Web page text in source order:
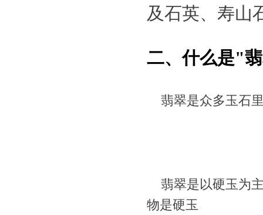
及石英、寿山
二、什么是"
翡翠是众多玉石
翡翠是以硬玉为
物是硬玉